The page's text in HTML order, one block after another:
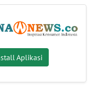
Aplikasi